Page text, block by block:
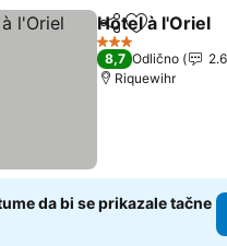
Deli Dodati u
Hotel à l'Oriel
3 Zvezdice
8,7 Odlično
Riquewihr
da bi se prikazale tačne